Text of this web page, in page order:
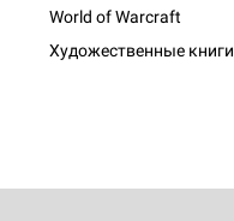
World of Warcraft
Художественные книги